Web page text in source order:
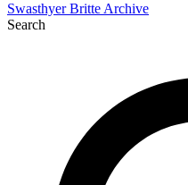
Swasthyer Britte Archive
Search